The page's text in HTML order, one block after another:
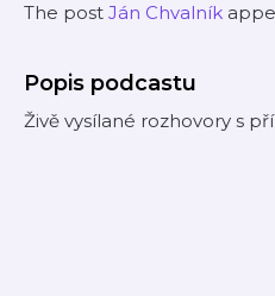
The post Ján Chvalník
Popis podcastu
Živě vysílané rozhovory s